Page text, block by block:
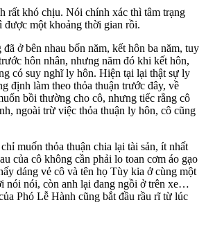
rất khó chịu. Nói chính xác thì tâm trạng
được một khoảng thời gian rồi.
ở bên nhau bốn năm, kết hôn ba năm, tuy
hôn nhân, nhưng năm đó khi kết hôn,
có suy nghĩ ly hôn. Hiện tại lại thật sự ly
định làm theo thỏa thuận trước đây, về
bồi thường cho cô, nhưng tiếc rằng cô
ngoài trừ việc thỏa thuận ly hôn, cô cũng
muốn thỏa thuận chia lại tài sản, ít nhất
của cô không cần phải lo toan cơm áo gạo
dáng vẻ cô và tên họ Tùy kia ở cùng một
nói nói, còn anh lại đang ngồi ở trên xe…
Phó Lễ Hành cũng bắt đầu rầu rĩ từ lúc